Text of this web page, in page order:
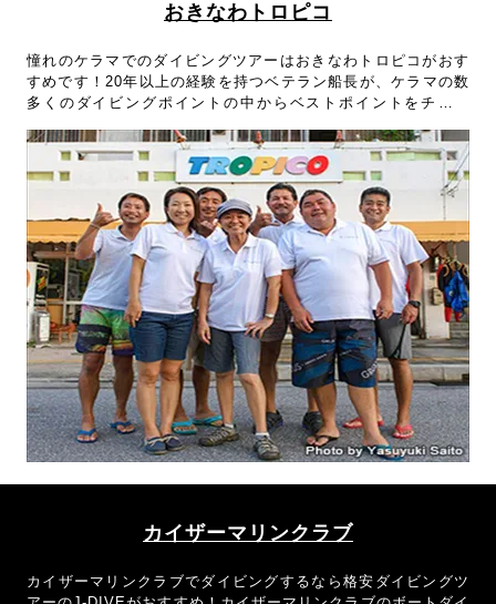
おきなわトロピコ
憧れのケラマでのダイビングツアーはおきなわトロピコがおす
すめです！20年以上の経験を持つベテラン船長が、ケラマの数
多くのダイビングポイントの中からベストポイントをチョイ
ビングツアーのJーDIVEがお得です！
カイザーマリンクラブ
カイザーマリンクラブでダイビングするなら格安ダイビングツ